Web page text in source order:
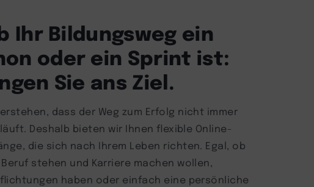
Ihr Bildungsweg ein
oder ein Sprint ist:
Sie ans Ziel.
dass der Weg zum Erfolg nicht immer
Deshalb bieten wir Ihnen flexible Online-
die sich nach Ihrem Leben richten. Egal, ob
stehen und Karriere machen wollen,
haben oder einfach eine persönliche